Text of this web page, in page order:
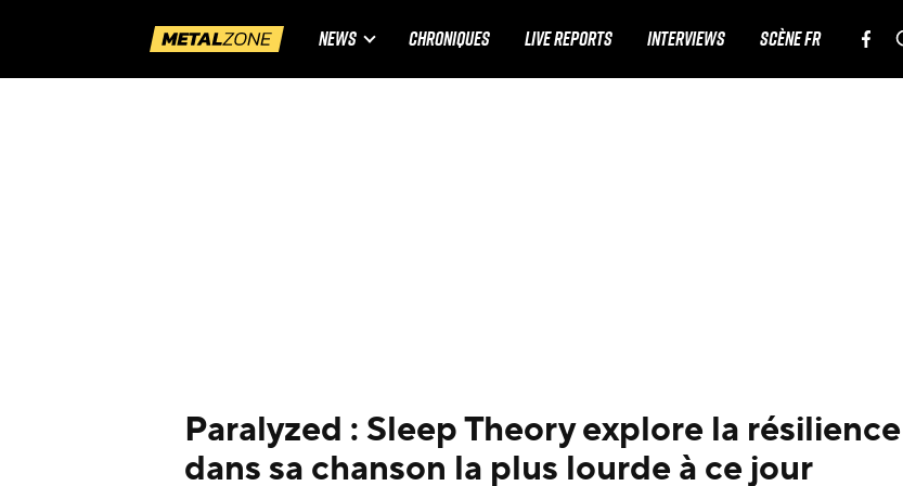
NEWS CHRONIQUES LIVE REPORTS INTERVIEWS SCÈNE FR
Paralyzed : Sleep Theory explore la résilience
dans sa chanson la plus lourde à ce jour